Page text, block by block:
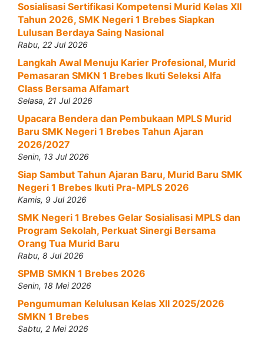
Sosialisasi Sertifikasi Kompetensi Murid Kelas XII
Tahun 2026, SMK Negeri 1 Brebes Siapkan
Lulusan Berdaya Saing Nasional
Rabu, 22 Jul 2026
Langkah Awal Menuju Karier Profesional, Murid
Pemasaran SMKN 1 Brebes Ikuti Seleksi Alfa
Class Bersama Alfamart
Selasa, 21 Jul 2026
Upacara Bendera dan Pembukaan MPLS Murid
Baru SMK Negeri 1 Brebes Tahun Ajaran
2026/2027
Senin, 13 Jul 2026
Siap Sambut Tahun Ajaran Baru, Murid Baru SMK
Negeri 1 Brebes Ikuti Pra-MPLS 2026
Kamis, 9 Jul 2026
SMK Negeri 1 Brebes Gelar Sosialisasi MPLS dan
Program Sekolah, Perkuat Sinergi Bersama
Orang Tua Murid Baru
Rabu, 8 Jul 2026
SPMB SMKN 1 Brebes 2026
Senin, 18 Mei 2026
Pengumuman Kelulusan Kelas XII 2025/2026
SMKN 1 Brebes
Sabtu, 2 Mei 2026